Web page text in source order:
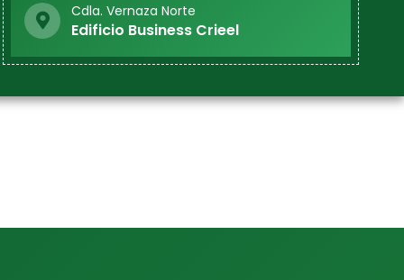
Cdla. Vernaza Norte
Edificio Business Crieel